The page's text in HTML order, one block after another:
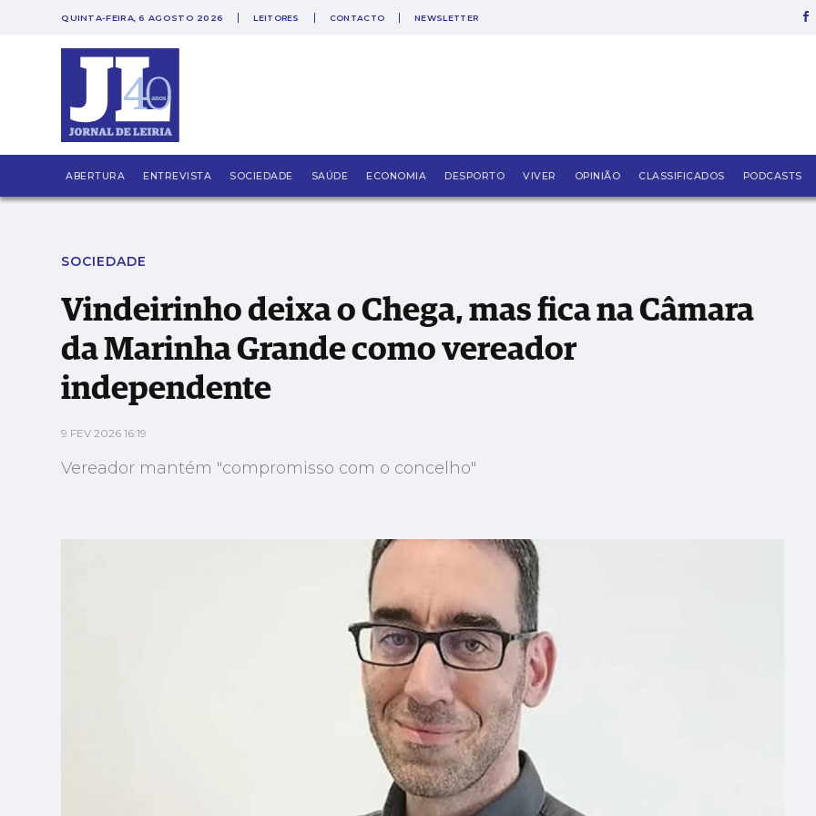
QUINTA-FEIRA, 6 AGOSTO 2026 LEITORES CONTACTO NEWSLETTER
ABERTURA ENTREVISTA SOCIEDADE SAÚDE ECONOMIA DESPORTO VIVER OPINIÃO CLASSIFICADOS PODCASTS
Vindeirinho deixa o Chega, mas fica na Câmara da Marinha Grande como vereador independente
SOCIEDADE
Vindeirinho deixa o Chega, mas fica na Câmara
da Marinha Grande como vereador
independente
9 FEV 2026 16:19
Vereador mantém "compromisso com o concelho"